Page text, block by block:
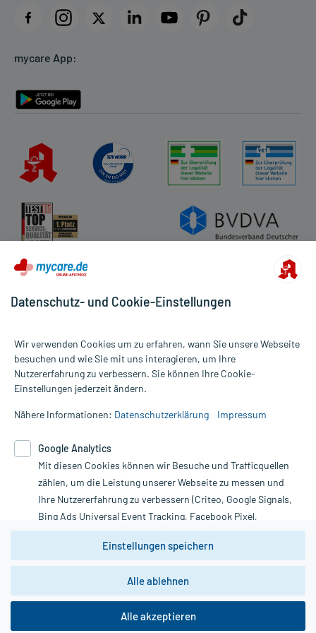
Datenschutz
Rückgabe/Widerruf
mycare App:
Alle Preise gelten inkl. MwSt., ggf. zzgl. Versandkosten
Informationen auf dieser Website werden ausschließlich für
die Untersuchung und Behandlung durch einen Arzt. Bitte
Therapien eingeleitet werden können. | Diese Webseite benutzt
Google Analytics. Lesen Sie bitte dazu die wichtigen Hinweise in
unserer Datenschutzerklärung. Für den Widerruf einer Bestellung
nutzen Sie das Formular:
Vertrag widerrufen
*Hinweise zu unseren Aktionen und Bewertungen
copyright @ 2026 Roland Helle e.K. - Versandapotheke - Alle Rechte vorbehalten
Datenschutz- und Cookie-Einstellungen
Wir verwenden Cookies um zu erfahren, wann Sie unsere Webseite
besuchen und wie Sie mit uns interagieren, um Ihre
Nutzererfahrung zu verbessern. Sie können Ihre Cookie-
Einstellungen jederzeit ändern.
Nähere Informationen: Datenschutzerklärung Impressum
Google Analytics
Mit diesen Cookies können wir Besuche und Trafficquellen
zählen, um die Leistung unserer Webseite zu messen und
Ihre Nutzererfahrung zu verbessern (Criteo, Google Signals,
Bing Ads Universal Event Tracking, Facebook Pixel,
Youtube-Social Plugin).
Wir weisen darauf hin, dass die
zwingend den Europäischen Anforderungen gem. EU-
DSGVO genügen und ein Datentransfer in Drittstaaten bzw.
Daten dort verarbeitet werden, kann nicht geprüft und
nachvollzogen werden.
Einstellungen speichern
Alle ablehnen
Alle akzeptieren